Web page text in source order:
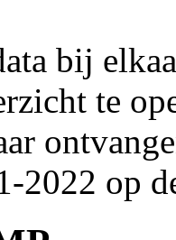
bij
te
2022 op